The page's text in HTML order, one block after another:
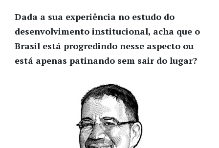
Dada a sua experiência no estudo do
desenvolvimento institucional, acha que o
Brasil está progredindo nesse aspecto ou
está apenas patinando sem sair do lugar?